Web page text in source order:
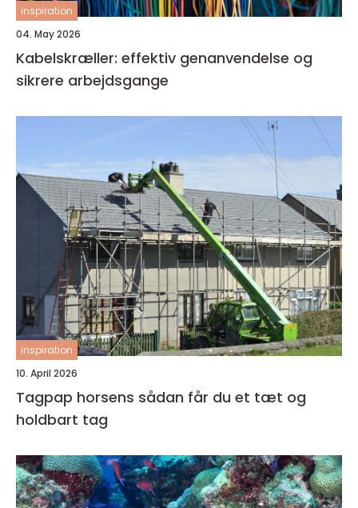
inspiration
04. May 2026
Kabelskræller: effektiv genanvendelse og
sikrere arbejdsgange
inspiration
10. April 2026
Tagpap horsens sådan får du et tæt og
holdbart tag